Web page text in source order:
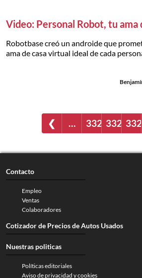
Video: Personal Robot, tu ama
Robotbase creó un androide que
ama de casa virtual ideal de cada
❮ … 332133223323
Contacto
Empleo
Ventas
Colaboradores
Cotizador de Precios de Autos Usados
Nuestras politicas
Políticas editoriales
Aviso de privacidad y cookies